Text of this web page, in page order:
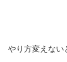
やり方変えない